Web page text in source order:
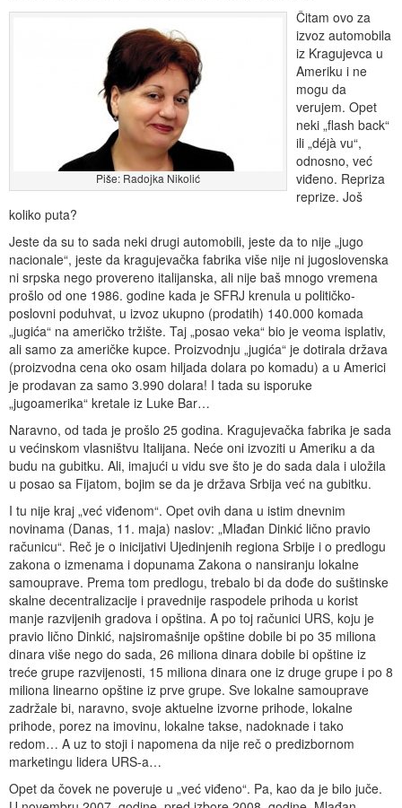
Piše: Radojka Nikolić
Čitam ovo za
izvoz automobila
iz Kragujevca u
Ameriku i ne
mogu da
verujem. Opet
neki „flash back“
ili „déjà vu“,
odnosno, već
viđeno. Repriza
reprize. Još
koliko puta?
Jeste da su to sada neki drugi automobili, jeste da to nije „jugo
nacionale“, jeste da kragujevačka fabrika više nije ni jugoslovenska
ni srpska nego provereno italijanska, ali nije baš mnogo vremena
prošlo od one 1986. godine kada je SFRJ krenula u političko-
poslovni poduhvat, u izvoz ukupno (prodatih) 140.000 komada
„jugića“ na američko tržište. Taj „posao veka“ bio je veoma isplativ,
ali samo za američke kupce. Proizvodnju „jugića“ je dotirala država
(proizvodna cena oko osam hiljada dolara po komadu) a u Americi
je prodavan za samo 3.990 dolara! I tada su isporuke
„jugoamerika“ kretale iz Luke Bar…
Naravno, od tada je prošlo 25 godina. Kragujevačka fabrika je sada
u većinskom vlasništvu Italijana. Neće oni izvoziti u Ameriku a da
budu na gubitku. Ali, imajući u vidu sve što je do sada dala i uložila
u posao sa Fijatom, bojim se da je država Srbija već na gubitku.
I tu nije kraj „već viđenom“. Opet ovih dana u istim dnevnim
novinama (Danas, 11. maja) naslov: „Mlađan Dinkić lično pravio
računicu“. Reč je o inicijativi Ujedinjenih regiona Srbije i o predlogu
zakona o izmenama i dopunama Zakona o nansiranju lokalne
samouprave. Prema tom predlogu, trebalo bi da dođe do suštinske
skalne decentralizacije i pravednije raspodele prihoda u korist
manje razvijenih gradova i opština. A po toj računici URS, koju je
pravio lično Dinkić, najsiromašnije opštine dobile bi po 35 miliona
dinara više nego do sada, 26 miliona dinara dobile bi opštine iz
treće grupe razvijenosti, 15 miliona dinara one iz druge grupe i po 8
miliona linearno opštine iz prve grupe. Sve lokalne samouprave
zadržale bi, naravno, svoje aktuelne izvorne prihode, lokalne
prihode, porez na imovinu, lokalne takse, nadoknade i tako
redom… A uz to stoji i napomena da nije reč o predizbornom
marketingu lidera URS-a…
Opet da čovek ne poveruje u „već viđeno“. Pa, kao da je bilo juče.